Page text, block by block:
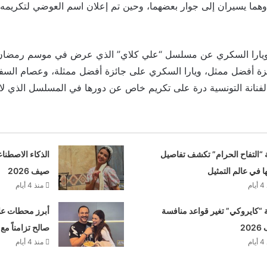
يسيران إلى جوار بعضهما، وحين تم إعلان اسم العوضي
ويارا السكري عن مسلسل “علي كلاي” الذي عرض في موسم
أفضل ممثل، ويارا السكري على جائزة أفضل ممثلة، وعصام
التونسية درة على تكريم خاص عن دورها في المسلسل الذي
“التفاح الحرام” تكشف تفاصيل
في عالم التمثيل
الذكاء
صيف 2026
منذ 4 أيام
“كايروكي” تغير قواعد منافسة
أبرز محطات
صالح تزامناً
منذ 4 أيام